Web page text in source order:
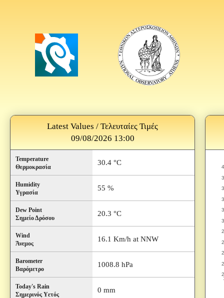
Latest Values / Τελευταίες Τιμές
09/08/2026 13:00
Temperature
Θερμοκρασία
30.4 °C
Humidity
Υγρασία
55 %
Dew Point
Σημείο Δρόσου
20.3 °C
Wind
Άνεμος
16.1 Km/h at NNW
Barometer
Βαρόμετρο
1008.8 hPa
Today's Rain
Σημερινός Υετός
0 mm